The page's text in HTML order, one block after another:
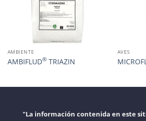
AMBIENTE
AMBIFLUD®TRIAZIN
AVES
"La información contenida en este